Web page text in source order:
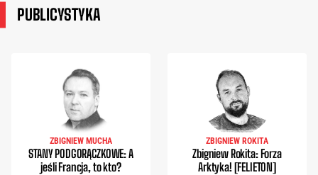
PUBLICYSTYKA
ZBIGNIEW MUCHA
STANY PODGORĄCZKOWE: A
jeśli Francja, to kto?
ZBIGNIEW ROKITA
Zbigniew Rokita: Forza
Arktyka! [FELIETON]